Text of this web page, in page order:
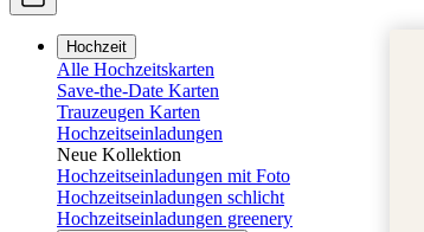
Hochzeit
Alle Hochzeitskarten
Save-the-Date Karten
Trauzeugen Karten
Hochzeitseinladungen
Neue Kollektion
Hochzeitseinladungen mit Foto
Hochzeitseinladungen schlicht
Hochzeitseinladungen greenery